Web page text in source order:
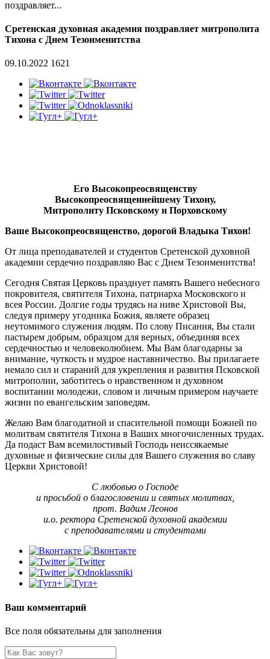
поздравляет...
Сретенская духовная академия поздравляет митрополита
Тихона с Днем Тезоименитства
09.10.2022 1621
Его Высокопреосвященству
Высокопреосвященнейшему Тихону,
Митрополиту Псковскому и Порховскому
Ваше Высокопреосвященство, дорогой Владыка Тихон!
От лица преподавателей и студентов Сретенской духовной
академии сердечно поздравляю Вас с Днем Тезоименитства!
Сегодня Святая Церковь празднует память Вашего небесного
покровителя, святителя Тихона, патриарха Московского и
всея России. Долгие годы трудясь на ниве Христовой Вы,
следуя примеру угодника Божия, являете образец
неутомимого служения людям. По слову Писания, Вы стали
пастырем добрым, образцом для верных, объединяя всех
сердечностью и человеколюбием. Мы Вам благодарны за
внимание, чуткость и мудрое наставничество. Вы прилагаете
немало сил и стараний для укрепления и развития Псковской
митрополии, заботитесь о нравственном и духовном
воспитании молодежи, словом и личным примером научаете
жизни по евангельским заповедям.
Желаю Вам благодатной и спасительной помощи Божией по
молитвам святителя Тихона в Ваших многочисленных трудах.
Да подаст Вам всемилостивый Господь неиссякаемые
духовные и физические силы для Вашего служения во славу
Церкви Христовой!
С любовью о Господе
и просьбой о благословении и святых молитвах,
прот. Вадим Леонов
и.о. ректора Сретенской духовной академии
с преподавателями и студентами
Ваш комментарий
Все поля обязательны для заполнения